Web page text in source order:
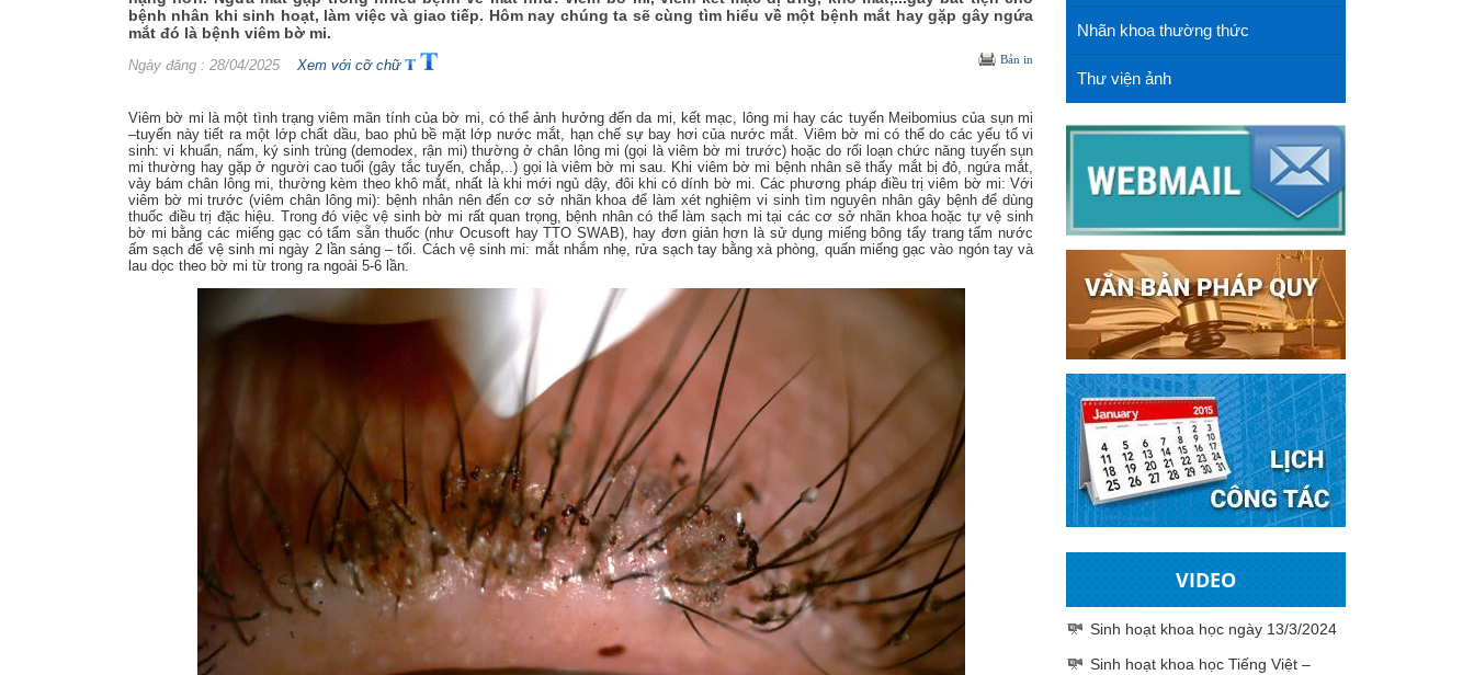
bệnh nhân khi sinh hoạt, làm việc và giao tiếp. Hôm nay chúng ta sẽ cùng tìm hiểu về một bệnh mắt hay gặp gây ngứa
mắt đó là bệnh viêm bờ mi.
Ngày đăng : 28/04/2025 Xem với cỡ chữ Bản in
Viêm bờ mi là một tình trạng viêm mãn tính của bờ mi, có thể ảnh hưởng đến da mi, kết mạc, lông mi hay các tuyến Meibomius của sụn mi
–tuyến này tiết ra một lớp chất dầu, bao phủ bề mặt lớp nước mắt, hạn chế sự bay hơi của nước mắt. Viêm bờ mi có thể do các yếu tố vi
sinh: vi khuẩn, nấm, ký sinh trùng (demodex, rận mi) thường ở chân lông mi (gọi là viêm bờ mi trước) hoặc do rối loạn chức năng tuyến sụn
mi thường hay gặp ở người cao tuổi (gây tắc tuyến, chắp,..) gọi là viêm bờ mi sau. Khi viêm bờ mi bệnh nhân sẽ thấy mắt bị đỏ, ngứa mắt,
vảy bám chân lông mi, thường kèm theo khô mắt, nhất là khi mới ngủ dậy, đôi khi có dính bờ mi. Các phương pháp điều trị viêm bờ mi: Với
viêm bờ mi trước (viêm chân lông mi): bệnh nhân nên đến cơ sở nhãn khoa để làm xét nghiệm vi sinh tìm nguyên nhân gây bệnh để dùng
thuốc điều trị đặc hiệu. Trong đó việc vệ sinh bờ mi rất quan trọng, bệnh nhân có thể làm sạch mi tại các cơ sở nhãn khoa hoặc tự vệ sinh
bờ mi bằng các miếng gạc có tẩm sẵn thuốc (như Ocusoft hay TTO SWAB), hay đơn giản hơn là sử dụng miếng bông tẩy trang tẩm nước
ấm sạch để vệ sinh mi ngày 2 lần sáng – tối. Cách vệ sinh mi: mắt nhắm nhẹ, rửa sạch tay bằng xà phòng, quấn miếng gạc vào ngón tay và
lau dọc theo bờ mi từ trong ra ngoài 5-6 lần.
Nhãn khoa thường thức
Thư viện ảnh
VIDEO
Sinh hoạt khoa học ngày 13/3/2024
Sinh hoạt khoa học Tiếng Việt –